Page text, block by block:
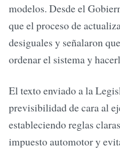
modelos. Desde el
que el proceso de
desiguales y señalaron
ordenar el sistema y
El texto enviado a la
previsibilidad de cara al
estableciendo reglas
impuesto automotor y